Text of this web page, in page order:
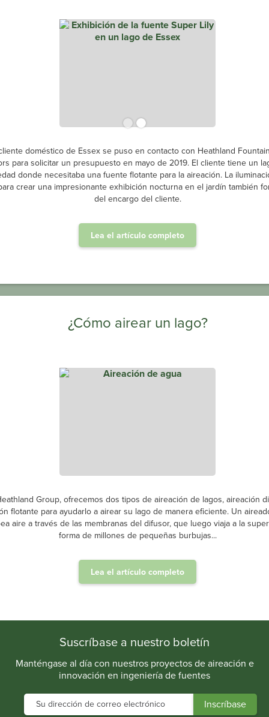
doméstico de Essex se puso en contacto con Heathland
para solicitar un presupuesto en mayo de 2019. El cliente tiene un
donde necesitaba una fuente flotante para la aireación. La
crear una impresionante exhibición nocturna en el jardín también
del encargo del cliente.
Lea el artículo completo
¿Cómo airear un lago?
Group, ofrecemos dos tipos de aireación de lagos, aireación
flotante para ayudarlo a airear su lago de manera eficiente. Un
aire a través de las membranas del difusor, que luego viaja a la
forma de millones de pequeñas burbujas...
Lea el artículo completo
Suscríbase a nuestro boletín
Manténgase al día con nuestros proyectos de aireación e
innovación en ingeniería de fuentes